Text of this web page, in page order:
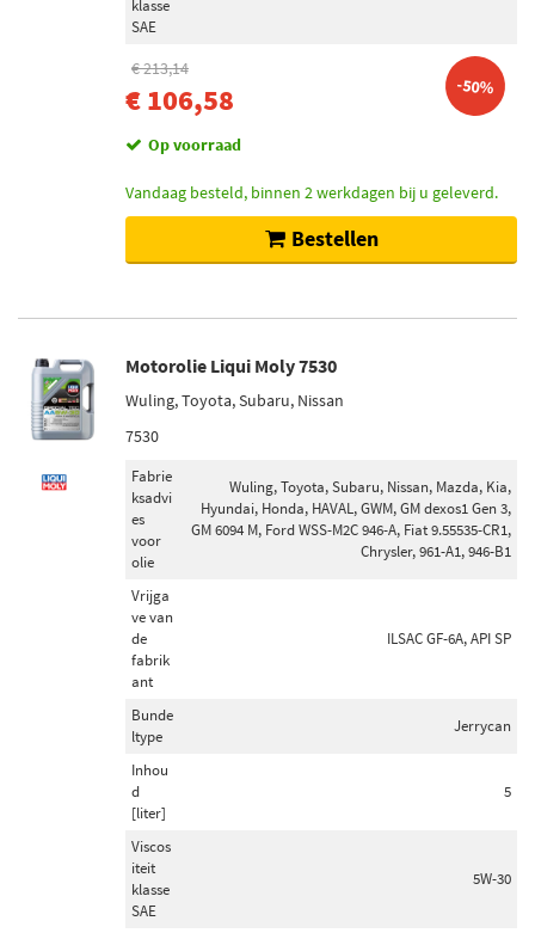
klasse
SAE
€ 213,14
€ 106,58 -50%
Op voorraad
Vandaag besteld, binnen 2 werkdagen bij u geleverd.
Bestellen
Motorolie Liqui Moly 7530
Wuling, Toyota, Subaru, Nissan
7530
Fabrie
ksadvi
es
voor
olie
Wuling, Toyota, Subaru, Nissan, Mazda, Kia,
Hyundai, Honda, HAVAL, GWM, GM dexos1 Gen 3,
GM 6094 M, Ford WSS-M2C 946-A, Fiat 9.55535-CR1,
Chrysler, 961-A1, 946-B1
Vrijga
ve van
de
fabrik
ant
ILSAC GF-6A, API SP
Bunde
ltype
Jerrycan
Inhou
d
[liter]
5
Viscos
iteit
klasse
SAE
5W-30